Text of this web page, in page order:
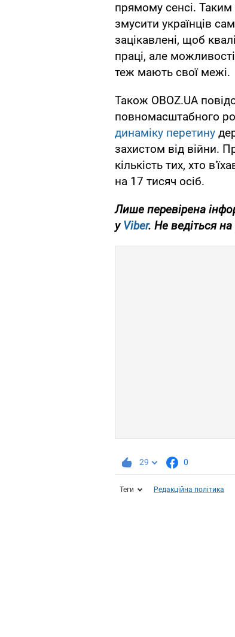
прямому сенсі.
змусити українців
зацікавлені, щоб
праці, але
теж мають свої межі.
Також OBOZ.UA
повномасштабного
динаміку перетину
захистом від війни.
кількість тих, хто
на 17 тисяч осіб.
Лише перевірена
уViber. Не ведіться
29 0
Теги Редакційна політика